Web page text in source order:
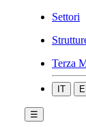
Settori
Terza
IT
☰